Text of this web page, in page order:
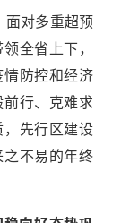
面对多重超预
全省上下，
防控和经济
行、克难求
先行区建设
不易的年终